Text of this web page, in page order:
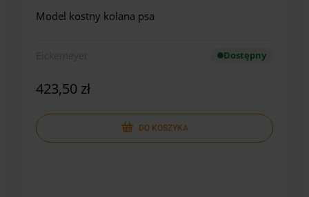
Model kostny kolana psa
Dostępny
423,50 zł
DO KOSZYKA